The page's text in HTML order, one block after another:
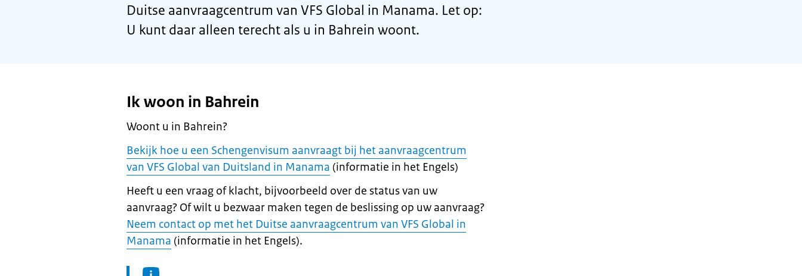
Duitse aanvraagcentrum van VFS Global in Manama. Let op:
U kunt daar alleen terecht als u in Bahrein woont.
Ik woon in Bahrein
Woont u in Bahrein?
Bekijk hoe u een Schengenvisum aanvraagt bij het aanvraagcentrum
van VFS Global van Duitsland in Manama (informatie in het Engels)
Heeft u een vraag of klacht, bijvoorbeeld over de status van uw
aanvraag? Of wilt u bezwaar maken tegen de beslissing op uw aanvraag?
Neem contact op met het Duitse aanvraagcentrum van VFS Global in
Manama (informatie in het Engels).